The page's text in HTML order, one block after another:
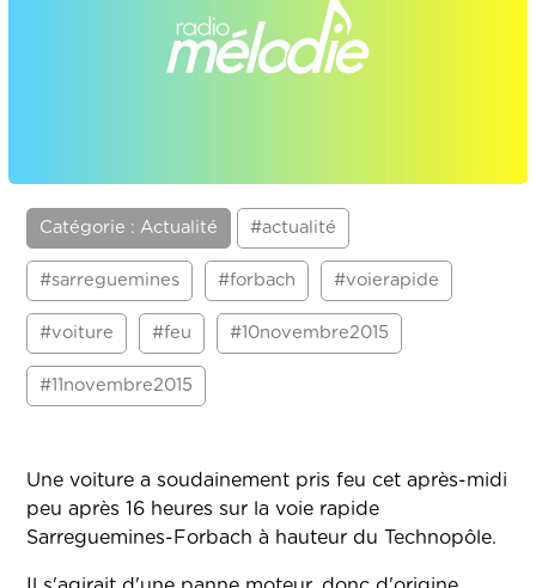
Catégorie : Actualité #actualité
#sarreguemines #forbach #voierapide
#voiture #feu #10novembre2015
#11novembre2015
Une voiture a soudainement pris feu cet après-midi
peu après 16 heures sur la voie rapide
Sarreguemines-Forbach à hauteur du Technopôle.